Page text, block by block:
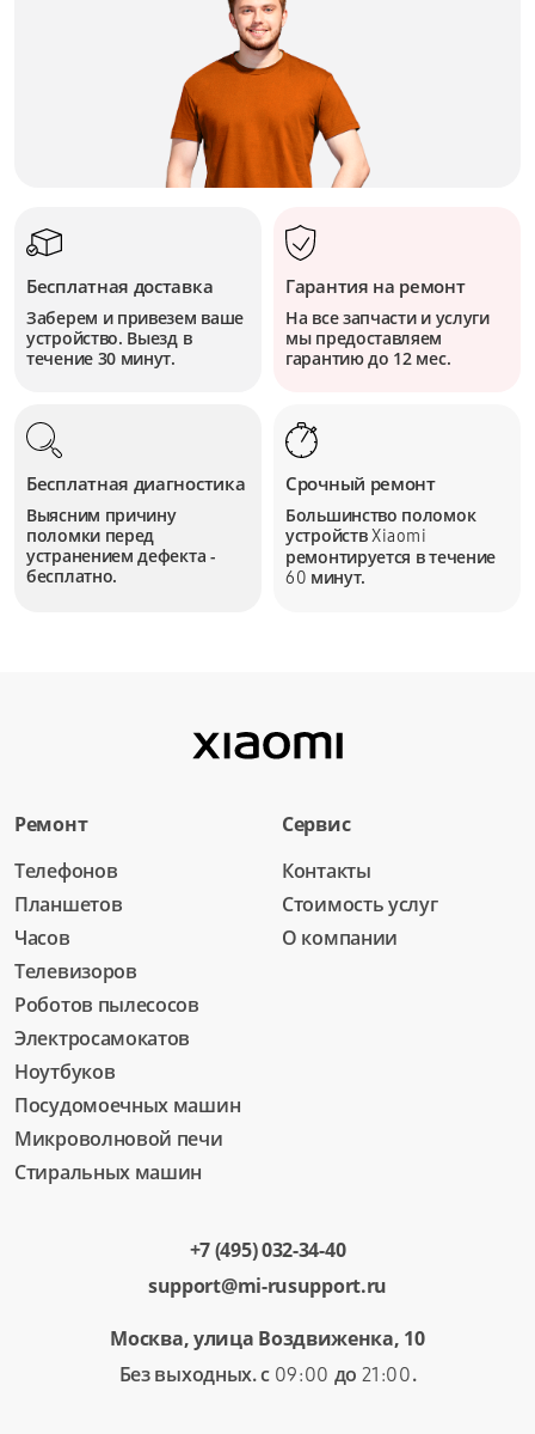
Бесплатная доставка
Заберем и привезем ваше
устройство. Выезд в
течение 30 минут.
Гарантия на ремонт
На все запчасти и услуги
мы предоставляем
гарантию до 12 мес.
Бесплатная диагностика
Выясним причину
поломки перед
устранением дефекта -
бесплатно.
Срочный ремонт
Большинство поломок
устройствXiaomi
ремонтируется в течение
60 минут.
Ремонт
Телефонов
Планшетов
Часов
Телевизоров
Роботов пылесосов
Электросамокатов
Ноутбуков
Посудомоечных машин
Микроволновой печи
Стиральных машин
Сервис
Контакты
Стоимость услуг
О компании
+7 (495) 032-34-40
support@mi-rusupport.ru
Москва, улица Воздвиженка, 10
Без выходных. с 09:00 до 21:00.